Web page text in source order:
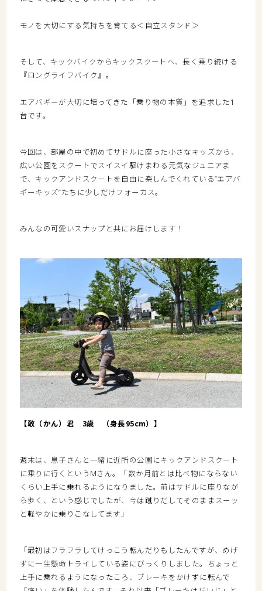
モノを大切にする気持ちを育てる＜自立スタンド＞
そして、キックバイクからキックスクートへ、長く乗り続ける
『ロングライフバイク』。
エアバギーが大切に培ってきた「乗り物の本質」を追求した1
台です。
今回は、部屋の中で初めてサドルに座った小さなキッズから、
広い公園をスクートでスイスイ駆けまわる元気なジュニアま
で、キックアンドスクートを自由に楽しんでくれている”エアバ
ギーキッズ”たちに少しだけフォーカス。
みんなの可愛いスナップと共にお届けします！
【敢（かん）君 3歳 （身長95cm）】
週末は、息子さんと一緒に近所の公園にキックアンドスクート
に乗りに行くというMさん。「数か月前とは比べ物にならない
くらい上手に乗れるようになりました。前はサドルに座りなが
ら歩く、という感じでしたが、今は蹴りだしてそのままスーッ
と軽やかに乗りこなしてます」
「最初はフラフラしてけっこう転んだりもしたんですが、めげ
ずに一生懸命トライしている姿にびっくりしました。ちょっと
上手に乗れるようになったころ、ブレーキをかけずに転んで